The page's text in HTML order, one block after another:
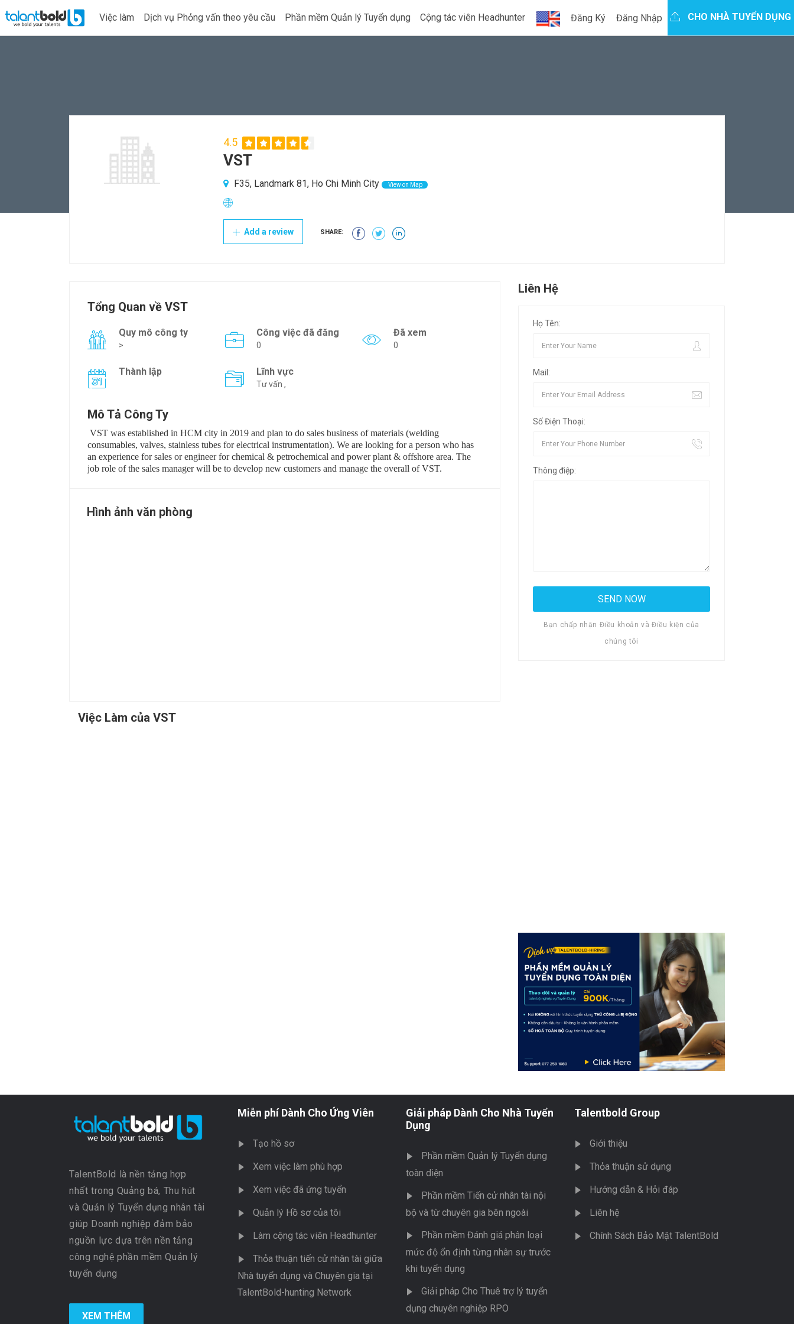
Việc làm Dịch vụ Phỏng vấn theo yêu cầu Phần mềm Quản lý Tuyển dụng Cộng tác viên Headhunter Đăng Ký Đăng Nhập CHO NHÀ TUYỂN DỤNG
4.5
VST
F35, Landmark 81, Ho Chi Minh City View on Map
Add a review SHARE:
Tổng Quan về VST
Quy mô công ty
>
Công việc đã đăng
0
Đã xem
0
Thành lập Lĩnh vực
Tư vấn ,
Mô Tả Công Ty
VST was established in HCM city in 2019 and plan to do sales business of materials (welding
consumables, valves, stainless tubes for electrical instrumentation). We are looking for a person who has
an experience for sales or engineer for chemical & petrochemical and power plant & offshore area. The
job role of the sales manager will be to develop new customers and manage the overall of VST.
Hình ảnh văn phòng
Việc Làm của VST
Liên Hệ
Họ Tên:
Mail:
Số Điện Thoại:
Thông điệp:
Bạn chấp nhận Điều khoản và Điều kiện của
chúng tôi
TalentBold là nền tảng hợp
nhất trong Quảng bá, Thu hút
và Quản lý Tuyển dụng nhân tài
giúp Doanh nghiệp đảm bảo
nguồn lực dựa trên nền tảng
công nghệ phần mềm Quản lý
tuyển dụng
XEM THÊM
Miễn phí Dành Cho Ứng Viên
Tạo hồ sơ
Xem việc làm phù hợp
Xem việc đã ứng tuyển
Quản lý Hồ sơ của tôi
Làm cộng tác viên Headhunter
Thỏa thuận tiến cử nhân tài giữa
Nhà tuyển dụng và Chuyên gia tại
TalentBold-hunting Network
Giải pháp Dành Cho Nhà Tuyển
Dụng
Phần mềm Quản lý Tuyển dụng
toàn diện
Phần mềm Tiến cử nhân tài nội
bộ và từ chuyên gia bên ngoài
Phần mềm Đánh giá phân loại
mức độ ổn định từng nhân sự trước
khi tuyển dụng
Giải pháp Cho Thuê trợ lý tuyển
dụng chuyên nghiệp RPO
Talentbold Group
Giới thiệu
Thỏa thuận sử dụng
Hướng dẫn & Hỏi đáp
Liên hệ
Chính Sách Bảo Mật TalentBold